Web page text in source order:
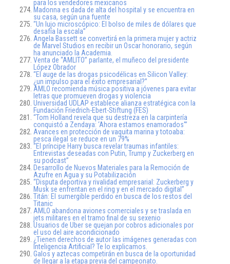
para los vendedores mexicanos
Madonna es dada de alta del hospital y se encuentra en
su casa, según una fuente
“Un lujo microscópico: El bolso de miles de dólares que
desafía la escala”
Angela Bassett se convertirá en la primera mujer y actriz
de Marvel Studios en recibir un Oscar honorario, según
ha anunciado la Academia.
Venta de “AMLITO” parlante, el muñeco del presidente
López Obrador
“El auge de las drogas psicodélicas en Silicon Valley:
¿un impulso para el éxito empresarial?”
AMLO recomienda música positiva a jóvenes para evitar
letras que promueven drogas y violencia
Universidad UDLAP establece alianza estratégica con la
Fundación Friedrich-Ebert-Stiftung (FES)
“Tom Holland revela que su destreza en la carpintería
conquistó a Zendaya: ‘Ahora estamos enamorados'”
Avances en protección de vaquita marina y totoaba:
pesca ilegal se reduce en un 79%
“El príncipe Harry busca revelar traumas infantiles:
Entrevistas deseadas con Putin, Trump y Zuckerberg en
su podcast”
Desarrollo de Nuevos Materiales para la Remoción de
Azufre en Agua y su Potabilización
“Disputa deportiva y rivalidad empresarial: Zuckerberg y
Musk se enfrentan en el ring y en el mercado digital”
Titán: El sumergible perdido en busca de los restos del
Titanic
AMLO abandona aviones comerciales y se traslada en
jets militares en el tramo final de su sexenio
Usuarios de Uber se quejan por cobros adicionales por
el uso del aire acondicionado
¿Tienen derechos de autor las imágenes generadas con
Inteligencia Artificial? Te lo explicamos.
Galos y aztecas competirán en busca de la oportunidad
de llegar a la etapa previa del campeonato.